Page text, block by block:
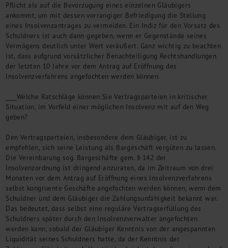
Pflicht als auf die Bevorzugung eines einzelnen Gläubigers
ankommt, um mit dessen vorrangiger Befriedigung die Stellung
eines Insolvenzantrages zu vermeiden. Ein Indiz für den Vorsatz des
Schuldners ist auch dann gegeben, wenn er Gegenstände seines
Vermögens deutlich unter Wert veräußert. Ganz wichtig zu beachten
ist, dass aufgrund vorsätzlicher Benachteiligung Rechtshandlungen
der letzten 10 Jahre vor dem Antrag auf Eröffnung des
Insolvenzverfahrens angefochten werden können.
____Welche Ratschläge können Sie Vertragsparteien in kritischer
Situation, im Vorfeld einer möglichen Insolvenz mit auf den Weg
geben?
Den Vertragsparteien, insbesondere dem Gläubiger, ist zu
empfehlen, sich seine Leistung als Bargeschäft vergüten zu lassen.
Die Vereinbarung sog. Bargeschäfte gem. § 142 der
Insolvenzordnung ist dringend anzuraten, da im Zeitraum von drei
Monaten vor dem Antrag auf Eröffnung eines Insolvenzverfahrens
selbst kongruente Geschäfte angefochten werden können, wenn dem
Schuldner und dem Gläubiger die Zahlungsunfähigkeit bekannt war.
Das bedeutet, dass selbst eine reguläre Vertragserfüllung des
Schuldners später durch den Insolvenzverwalter angefochten
werden kann, sobald der Gläubiger Kenntnis von der angespannten
Liquidität seines Schuldners hatte, da der Kenntnis der